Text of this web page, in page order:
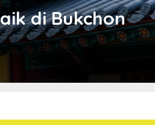
di Bukchon